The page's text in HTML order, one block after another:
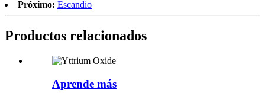
Próximo: Escandio
Productos relacionados
Aprende más